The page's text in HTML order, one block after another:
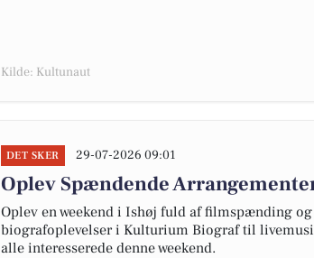
Kilde: Kultunaut
DET SKER 29-07-2026 09:01
Oplev Spændende
Oplev en weekend i Ishøj fuld af filmspænding
biografoplevelser i Kulturium Biograf til
alle interesserede denne weekend.